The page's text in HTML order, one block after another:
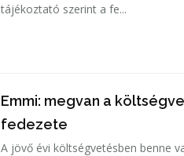
tájékoztató szerint a fe...
Emmi: megvan a
fedezete
A jövő évi költségvetésben benne